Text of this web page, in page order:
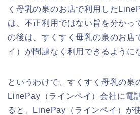
く母乳の泉のお店で利用した
は、不正利用ではない旨を分かっ
の後は、すくすく母乳の泉のお店
イ）が問題なく利用できるように
というわけで、すくすく母乳の泉
LinePay（ラインペイ）会社に電
ると、LinePay（ラインペイ）が